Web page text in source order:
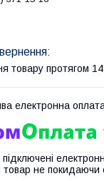
товару протягом 14
підключені
товар не покидаючи